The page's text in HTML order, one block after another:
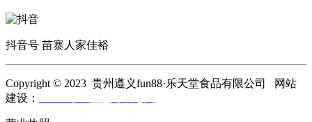
抖音号 苗寨人家佳裕
Copyright © 2023 贵州遵义fun88·乐天堂食品有限公司 网站
建设：